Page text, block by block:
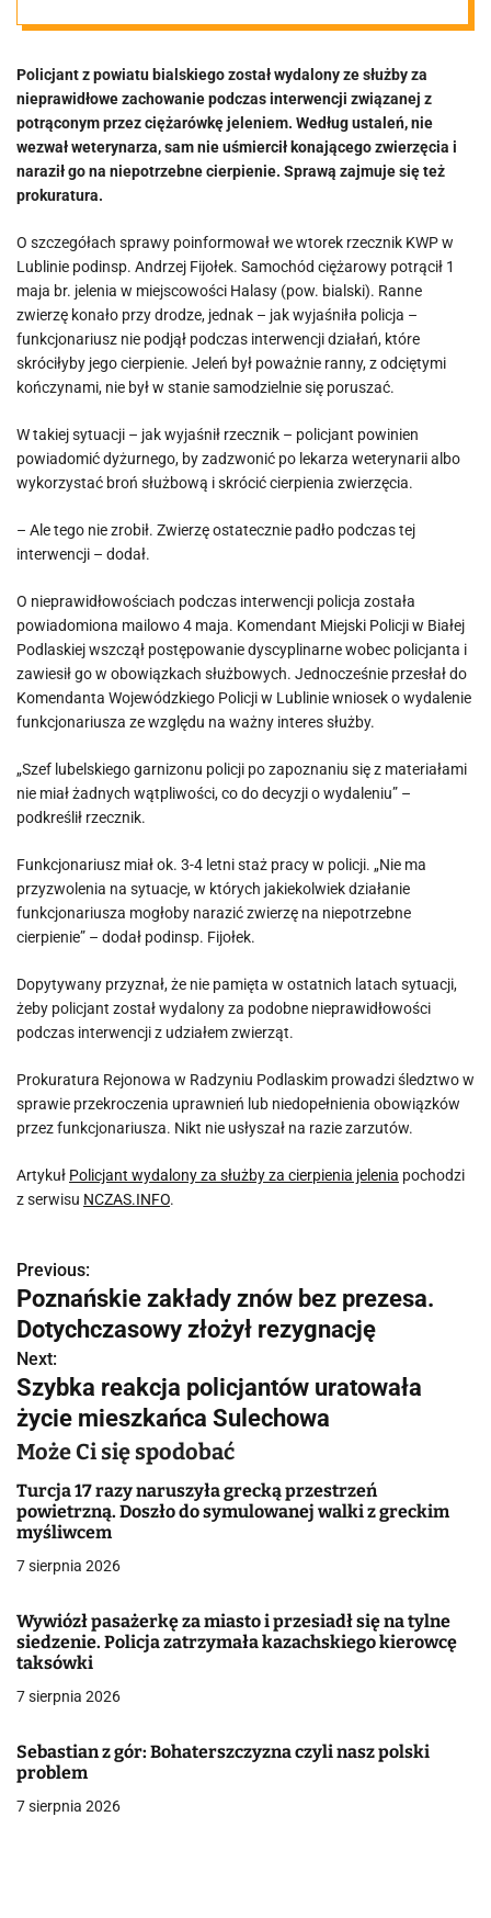
jelenia
Policjant z powiatu bialskiego został wydalony ze służby za
nieprawidłowe zachowanie podczas interwencji związanej z
potrąconym przez ciężarówkę jeleniem. Według ustaleń, nie
wezwał weterynarza, sam nie uśmiercił konającego zwierzęcia i
naraził go na niepotrzebne cierpienie. Sprawą zajmuje się też
prokuratura.
O szczegółach sprawy poinformował we wtorek rzecznik KWP w
Lublinie podinsp. Andrzej Fijołek. Samochód ciężarowy potrącił 1
maja br. jelenia w miejscowości Halasy (pow. bialski). Ranne
zwierzę konało przy drodze, jednak – jak wyjaśniła policja –
funkcjonariusz nie podjął podczas interwencji działań, które
skróciłyby jego cierpienie. Jeleń był poważnie ranny, z odciętymi
kończynami, nie był w stanie samodzielnie się poruszać.
W takiej sytuacji – jak wyjaśnił rzecznik – policjant powinien
powiadomić dyżurnego, by zadzwonić po lekarza weterynarii albo
wykorzystać broń służbową i skrócić cierpienia zwierzęcia.
– Ale tego nie zrobił. Zwierzę ostatecznie padło podczas tej
interwencji – dodał.
O nieprawidłowościach podczas interwencji policja została
powiadomiona mailowo 4 maja. Komendant Miejski Policji w Białej
Podlaskiej wszczął postępowanie dyscyplinarne wobec policjanta i
zawiesił go w obowiązkach służbowych. Jednocześnie przesłał do
Komendanta Wojewódzkiego Policji w Lublinie wniosek o wydalenie
funkcjonariusza ze względu na ważny interes służby.
„Szef lubelskiego garnizonu policji po zapoznaniu się z materiałami
nie miał żadnych wątpliwości, co do decyzji o wydaleniu” –
podkreślił rzecznik.
Funkcjonariusz miał ok. 3-4 letni staż pracy w policji. „Nie ma
przyzwolenia na sytuacje, w których jakiekolwiek działanie
funkcjonariusza mogłoby narazić zwierzę na niepotrzebne
cierpienie” – dodał podinsp. Fijołek.
Dopytywany przyznał, że nie pamięta w ostatnich latach sytuacji,
żeby policjant został wydalony za podobne nieprawidłowości
podczas interwencji z udziałem zwierząt.
Prokuratura Rejonowa w Radzyniu Podlaskim prowadzi śledztwo w
sprawie przekroczenia uprawnień lub niedopełnienia obowiązków
przez funkcjonariusza. Nikt nie usłyszał na razie zarzutów.
Artykuł Policjant wydalony za służby za cierpienia jelenia pochodzi
z serwisu NCZAS.INFO.
N
a
w
i
g
a
c
j
a
w
p
s
u
Previous:
Poznańskie zakłady znów bez prezesa.
Dotychczasowy złożył rezygnację
Next:
Szybka reakcja policjantów uratowała
życie mieszkańca Sulechowa
Może Ci się spodobać
Turcja 17 razy naruszyła grecką przestrzeń
powietrzną. Doszło do symulowanej walki z greckim
myśliwcem
7 sierpnia 2026
Wywiózł pasażerkę za miasto i przesiadł się na tylne
siedzenie. Policja zatrzymała kazachskiego kierowcę
taksówki
7 sierpnia 2026
Sebastian z gór: Bohaterszczyzna czyli nasz polski
problem
7 sierpnia 2026